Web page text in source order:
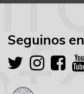
Seguinos en